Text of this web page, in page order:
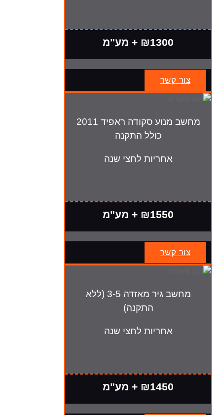
₪1300 + מע"מ
צור קשר
מחשב מנוע סקודה ראפיד 2011
כולל התקנה
אחריות לחצי שנה
₪1550 + מע"מ
צור קשר
מחשב גיר מאזדה 3-5 (ללא
התקנה)
אחריות לחצי שנה
₪1450 + מע"מ